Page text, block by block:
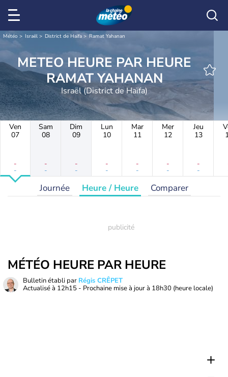
Météo Israël District de Haïfa Ramat Yahanan
METEO HEURE PAR HEURE
RAMAT YAHANAN
Israël (District de Haïfa)
Ven
07
-
-
Sam
08
-
-
Dim
09
-
-
Lun
10
-
-
Mar
11
-
-
Mer
12
-
-
Jeu
13
-
-
Journée Heure / Heure Comparer
MÉTÉO HEURE PAR HEURE
Bulletin établi par Régis CRÊPET
Actualisé à 12h15 - Prochaine mise à jour à 18h30 (heure locale)